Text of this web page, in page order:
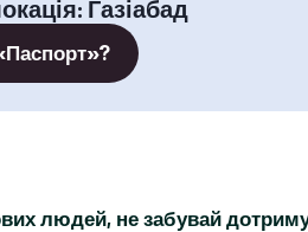
: Газіабад
людей, не забувай